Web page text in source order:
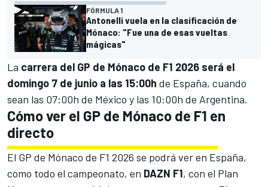
FÓRMULA 1
Antonelli vuela en la clasificación de
Mónaco: "Fue una de esas vueltas
mágicas"
La carrera del GP de Mónaco de F1 2026 será el
domingo 7 de junio a las 15:00h de España, cuando
sean las 07:00h de México y las 10:00h de Argentina.
Cómo ver el GP de Mónaco de F1 en
directo
El GP de Mónaco de F1 2026 se podrá ver en España,
como todo el campeonato, en DAZN F1, con el Plan